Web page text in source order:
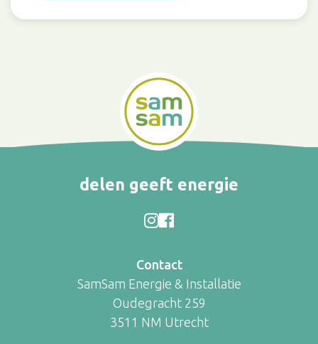
delen geeft energie
Contact
SamSam Energie & Installatie
Oudegracht 259
3511 NM Utrecht